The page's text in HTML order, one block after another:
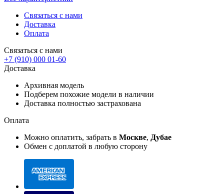
Связаться с нами
Доставка
Оплата
Связаться с нами
+7 (910) 000 01-60
Доставка
Архивная модель
Подберем похожие модели в наличии
Доставка полностью застрахована
Оплата
Можно оплатить, забрать в Москве, Дубае
Обмен с доплатой в любую сторону